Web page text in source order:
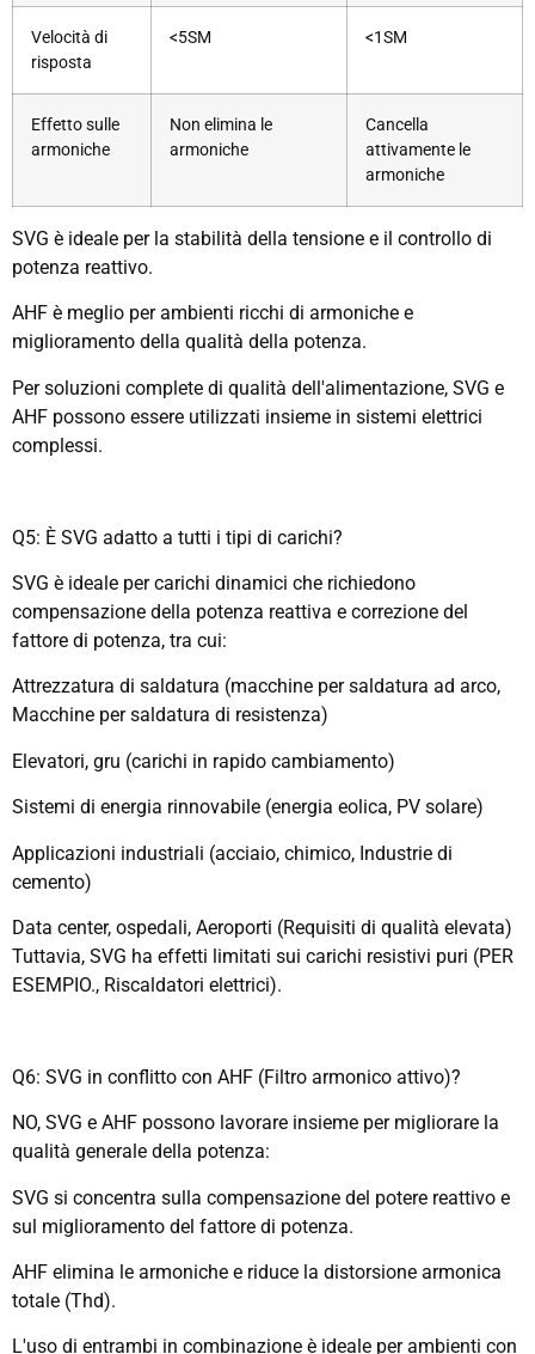
Velocità di
risposta
<5SM <1SM
Effetto sulle
armoniche
Non elimina le
armoniche
Cancella
attivamente le
armoniche
SVG è ideale per la stabilità della tensione e il controllo di
potenza reattivo.
AHF è meglio per ambienti ricchi di armoniche e
miglioramento della qualità della potenza.
Per soluzioni complete di qualità dell'alimentazione, SVG e
AHF possono essere utilizzati insieme in sistemi elettrici
complessi.
Q5: È SVG adatto a tutti i tipi di carichi?
SVG è ideale per carichi dinamici che richiedono
compensazione della potenza reattiva e correzione del
fattore di potenza, tra cui:
Attrezzatura di saldatura (macchine per saldatura ad arco,
Macchine per saldatura di resistenza)
Elevatori, gru (carichi in rapido cambiamento)
Sistemi di energia rinnovabile (energia eolica, PV solare)
Applicazioni industriali (acciaio, chimico, Industrie di
cemento)
Data center, ospedali, Aeroporti (Requisiti di qualità elevata)
Tuttavia, SVG ha effetti limitati sui carichi resistivi puri (PER
ESEMPIO., Riscaldatori elettrici).
Q6: SVG in conflitto con AHF (Filtro armonico attivo)?
NO, SVG e AHF possono lavorare insieme per migliorare la
qualità generale della potenza:
SVG si concentra sulla compensazione del potere reattivo e
sul miglioramento del fattore di potenza.
AHF elimina le armoniche e riduce la distorsione armonica
totale (Thd).
L'uso di entrambi in combinazione è ideale per ambienti con